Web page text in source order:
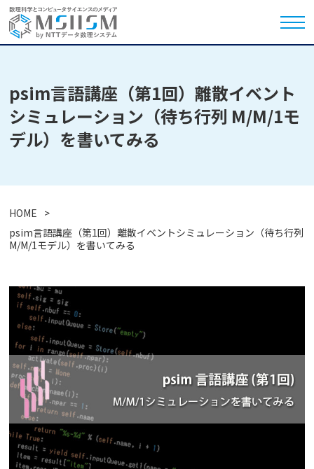
psim言語講座（第1回）離散イベント
シミュレーション（待ち行列 M/M/1モ
デル）を書いてみる
HOME
psim言語講座（第1回）離散イベントシミュレーション（待ち行列
M/M/1モデル）を書いてみる